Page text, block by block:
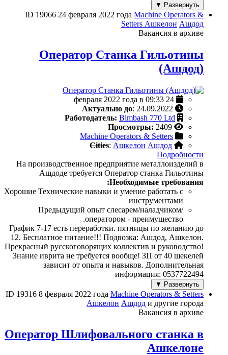
Развернуть ▼
ID 19066 24 февраля 2022 года Machine Operators &
Setters Ашкелон Ашдод
Вакансия в архиве
Оператор Станка Гильотины
(Ашдод)
Актуально до: 24.09.2022
Работодатель: Bimbash 770 Ltd
Просмотры: 2409
Machine Operators & Setters
Cities: Ашкелон Ашдод
Подробности
На производственное предприятие металлоизделий в
Ашдоде требуется Оператор станка Гильотины
Необходимые требования:
Хорошие Технические навыки и умение работать с
инструментами
Предыдущий опыт слесарем/наладчиком/
оператором - преимущество.
График 7-17 есть переработки. пятницы по желанию до
12. Бесплатное питание!!! Подвозка: Ашдод, Ашкелон.
Прекрасный русскоговорящих коллектив и руководство!
Знание иврита не требуется вообще! ЗП от 40 шекелей
зависит от опыта и навыков. Дополнительная
информация: 0537722494
Развернуть ▼
ID 19316 8 февраля 2022 года Machine Operators & Setters
Ашкелон Ашдод и другие города
Вакансия в архиве
Оператор Шлифовального станка в
Ашкелоне